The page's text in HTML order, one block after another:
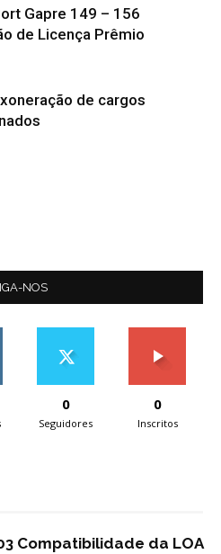
Gapre 149 – 156
de Licença Prêmio
de cargos
NOS
0
Seguidores
0
Inscritos
Compatibilidade da LOA